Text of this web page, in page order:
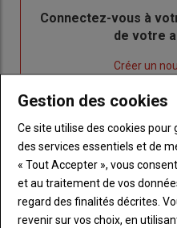
Body
Connectez-vous à
de votre
un
nouveau
compte"
Créer un
"Réinitialiser
votre
de
passe"
connecte"
Je me
Sous-
titre
Vous n'êtes
Gestion des cookies
Ce site utilise des cookies
des services essentiels et de
« Tout Accepter », vous
et au traitement de vos
regard des finalités décrites.
revenir sur vos choix, en